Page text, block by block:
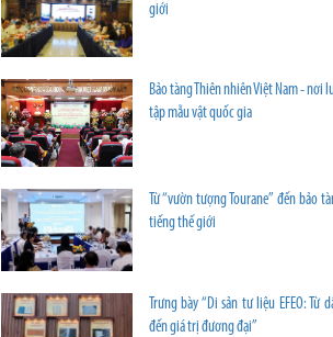
giới
Bảo tàng Thiên nhiên Việt Nam - nơi
tập mẫu vật quốc gia
Từ “vườn tượng Tourane” đến bảo
tiếng thế giới
Trưng bày “Di sản tư liệu EFEO: Từ
đến giá trị đương đại”